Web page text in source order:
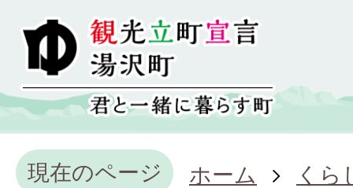
現在のページ ホーム くら